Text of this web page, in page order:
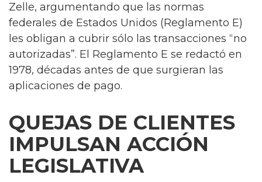
Zelle, argumentando que las normas
federales de Estados Unidos (Reglamento E)
les obligan a cubrir sólo las transacciones “no
autorizadas”. El Reglamento E se redactó en
1978, décadas antes de que surgieran las
aplicaciones de pago.
QUEJAS DE CLIENTES
IMPULSAN ACCIÓN
LEGISLATIVA